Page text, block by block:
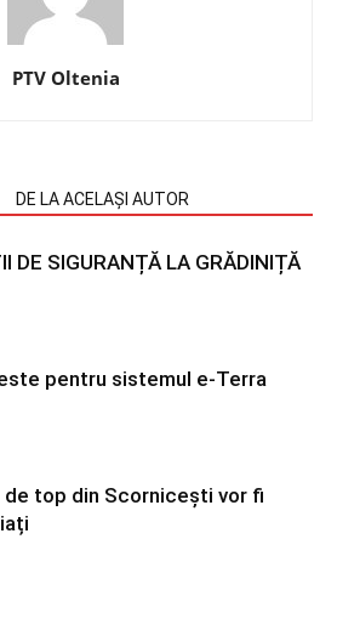
PTV Oltenia
DE LA ACELAȘI AUTOR
DE SIGURANȚĂ LA GRĂDINIȚĂ
pentru sistemul e-Terra
de top din Scornicești vor fi